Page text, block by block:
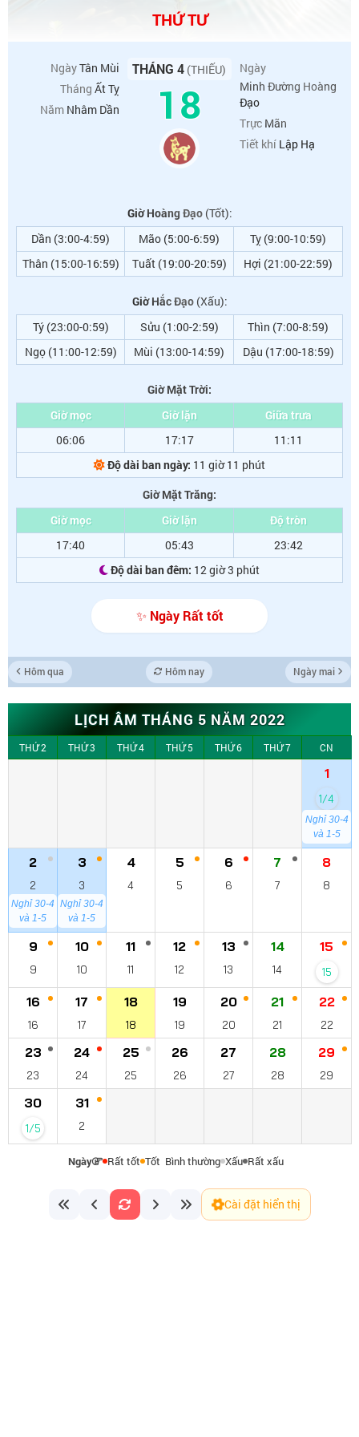
THỨ TƯ
NgàyTân Mùi
ThángẤt Tỵ
Năm Nhâm Dần
THÁNG 4 (THIẾU)
18
Ngày
Minh Đường Hoàng
Đạo
Trực Mãn
Tiết khí Lập Hạ
Giờ Hoàng Đạo(Tốt):
Dần (3:00-4:59)
Mão (5:00-6:59)
Tỵ (9:00-10:59)
Thân (15:00-16:59)
Tuất (19:00-20:59) Hợi (21:00-22:59)
Giờ Hắc Đạo(Xấu):
Tý (23:00-0:59)
Sửu (1:00-2:59)
Thìn (7:00-8:59)
Ngọ (11:00-12:59)
Mùi (13:00-14:59) Dậu (17:00-18:59)
Giờ Mặt Trời:
Giờ mọc
Giờ lặn
Giữa trưa
06:06
17:17
11:11
Độ dài ban ngày: 11 giờ 11 phút
Giờ Mặt Trăng:
Giờ mọc
Giờ lặn
Độ tròn
17:40
05:43
23:42
Độ dài ban đêm: 12 giờ 3 phút
✨ Ngày Rất tốt
Hôm qua Hôm nay Ngày mai
LỊCH ÂM THÁNG 5 NĂM 2022
THỨ 2 THỨ 3 THỨ 4 THỨ 5 THỨ 6 THỨ 7 CN
1
1/4
Nghỉ 30-4
và 1-5
2
2
Nghỉ 30-4
và 1-5
3
3
Nghỉ 30-4
và 1-5
4
4
5
5
6
6
7
7
8
8
9
9
10
10
11
11
12
12
13
13
14
14
15
15
16
16
17
17
18
18
19
19
20
20
21
21
22
22
23
23
24
24
25
25
26
26
27
27
28
28
29
29
30
1/5
31
2
Ngày Rất tốt Tốt Bình thường Xấu Rất xấu
Cài đặt hiển thị